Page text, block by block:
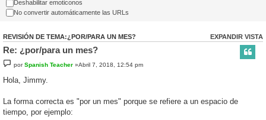
Deshabilitar emoticonos
No convertir automáticamente las URLs
EXPANDIR VISTA
REVISIÓN DE TEMA:¿POR/PARA UN MES?
Re: ¿por/para un mes?
porSpanish Teacher »Abril 7, 2018, 12:54 pm
Hola, Jimmy.
La forma correcta es "por un mes" porque se refiere a un espacio de
tiempo, por ejemplo: